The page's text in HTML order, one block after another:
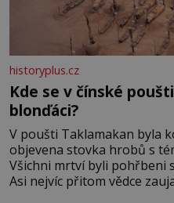
historyplus.cz
Kde se v čínské
blonďáci?
V poušti Taklamakan byla
objevena stovka hrobů s
Všichni mrtví byli pohřbeni
Asi nejvíc přitom vědce